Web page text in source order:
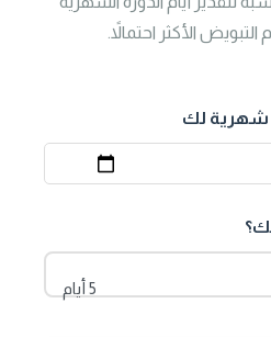
التبويض الأكثر احتمالاً.
شهرية لك
5 أيام